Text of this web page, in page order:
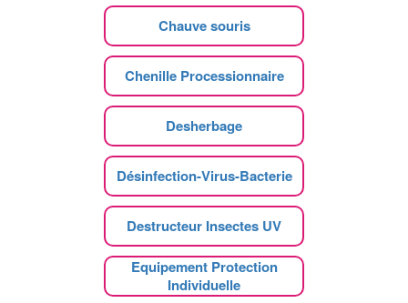
Chauve souris
Chenille Processionnaire
Desherbage
Désinfection-Virus-Bacterie
Destructeur Insectes UV
Equipement Protection
Individuelle